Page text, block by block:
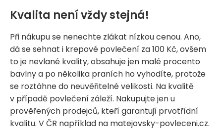
Kvalita není vždy stejná!
Při nákupu se nenechte zlákat nízkou cenou. Ano,
dá se sehnat i krepové povlečení za 100 Kč, ovšem
to je nevlané kvality, obsahuje jen malé procento
bavlny a po několika praních ho vyhodíte, protože
se roztáhne do neuvěřitelné velikosti. Na kvalitě
v případě povlečení záleží. Nakupujte jen u
prověřených prodejců, kteří garantují prvotřídní
kvalitu. V ČR například na matejovsky-povleceni.cz.